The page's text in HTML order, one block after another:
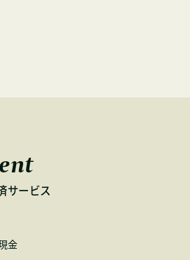
サービス
金